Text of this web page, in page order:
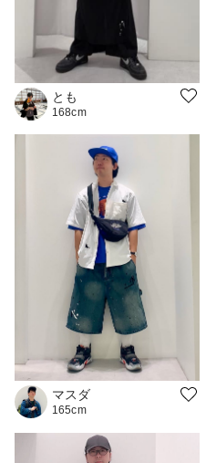
とも
168cm
マスダ
165cm